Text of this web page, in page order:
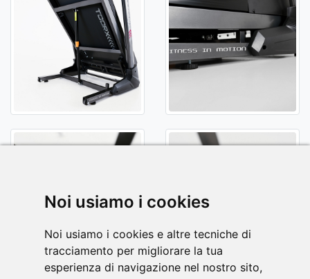
Noi usiamo i cookies
Noi usiamo i cookies e altre tecniche di
tracciamento per migliorare la tua
esperienza di navigazione nel nostro sito,